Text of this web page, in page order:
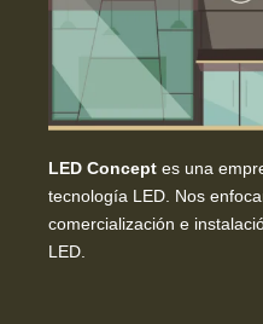
LED Concept es una
tecnología LED. Nos
comercialización e
LED.